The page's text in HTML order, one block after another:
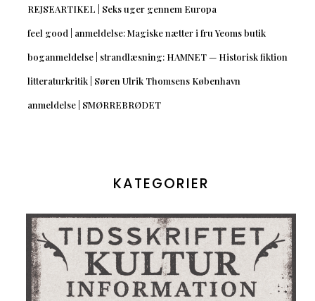
REJSEARTIKEL | Seks uger gennem Europa
feel good | anmeldelse: Magiske nætter i fru Yeoms butik
boganmeldelse | strandlæsning: HAMNET — Historisk fiktion
litteraturkritik | Søren Ulrik Thomsens København
anmeldelse | SMØRREBRØDET
KATEGORIER